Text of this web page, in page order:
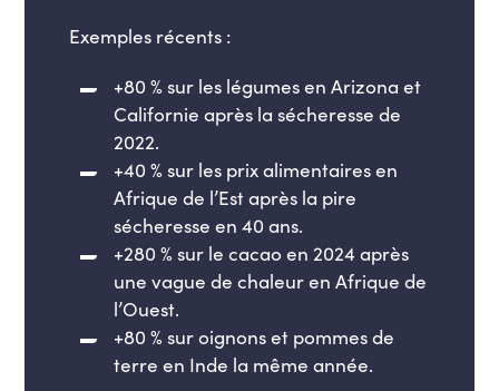
Exemples récents :
+80 % sur les légumes en Arizona et
Californie après la sécheresse de
2022.
+40 % sur les prix alimentaires en
Afrique de l’Est après la pire
sécheresse en 40 ans.
+280 % sur le cacao en 2024 après
une vague de chaleur en Afrique de
l’Ouest.
+80 % sur oignons et pommes de
terre en Inde la même année.